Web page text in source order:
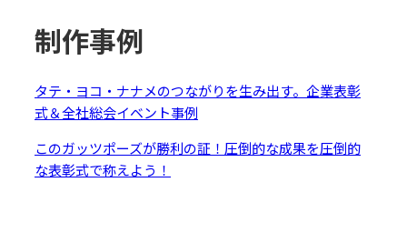
制作事例
タテ・ヨコ・ナナメのつながりを生み出す。企業表彰
式＆全社総会イベント事例
このガッツポーズが勝利の証！圧倒的な成果を圧倒的
な表彰式で称えよう！